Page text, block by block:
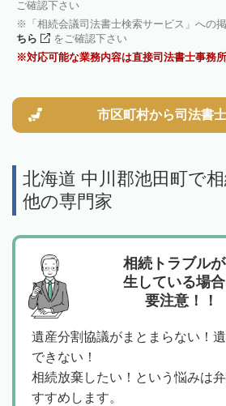
ご確認下さい
「相続会議司法書士検索サービス」への
ちら
をご確認下さい
対応可能な業務内容は直接司法書士事務
市区町村から司法書
北海道 中川郡池田町で
他の専門家
相続トラブル
生している場
要注意！！
遺産分割協議がまとまらない！
できない！
相続放棄したい！という悩みは
すすめします。